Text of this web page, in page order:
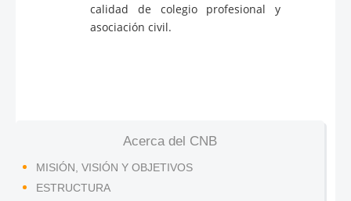
calidad de colegio profesional y
asociación civil.
Acerca del CNB
MISIÓN, VISIÓN Y OBJETIVOS
ESTRUCTURA